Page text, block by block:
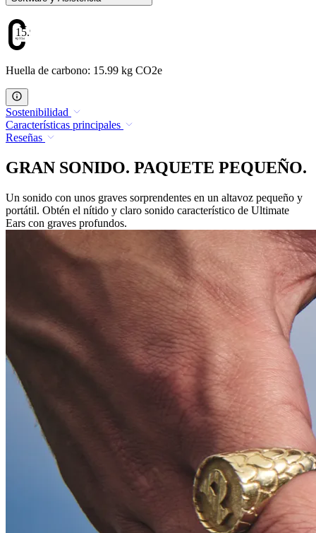
15.99
Huella de carbono: 15.99 kg CO2e
Sostenibilidad
Características principales
Reseñas
GRAN SONIDO. PAQUETE PEQUEÑO.
Un sonido con unos graves sorprendentes en un altavoz pequeño y
portátil. Obtén el nítido y claro sonido característico de Ultimate
Ears con graves profundos.